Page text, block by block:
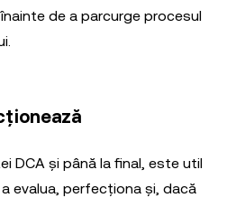
de a parcurge procesul
DCA și până la final, este util
evalua, perfecționa și, dacă